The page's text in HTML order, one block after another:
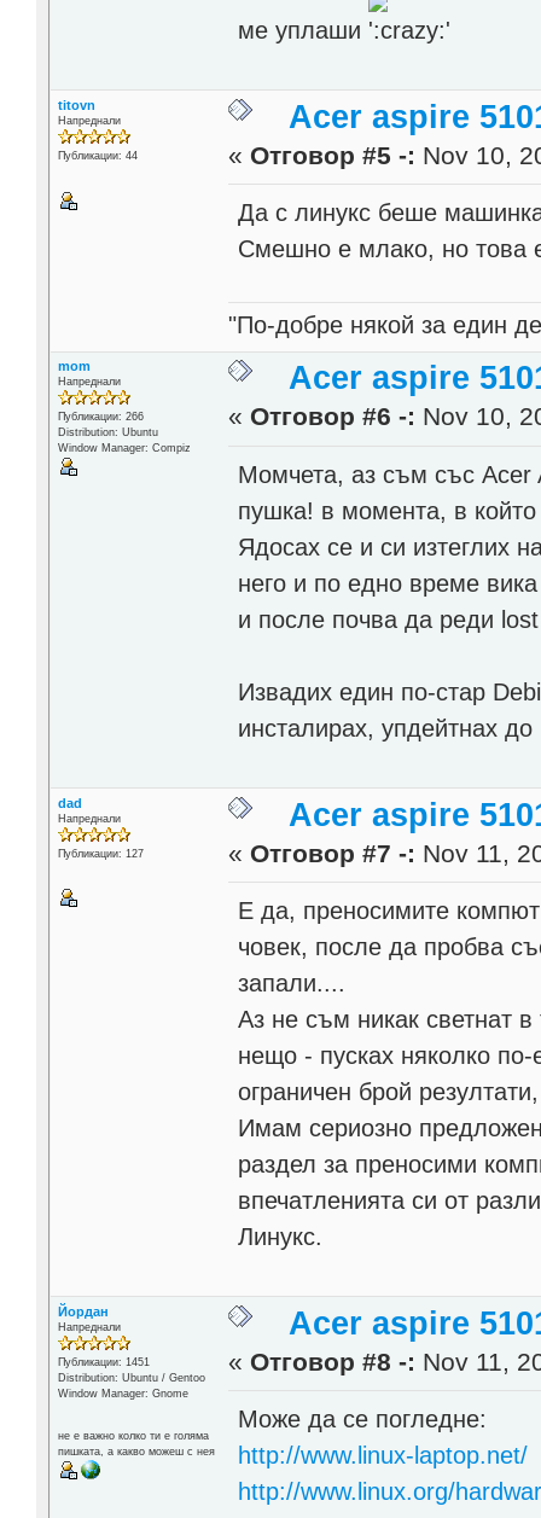
ме уплаши
titovn
Напреднали
Публикации: 44
Acer aspire
« Отговор #5 -: Nov 10,
Да с линукс беше
Смешно е млако, но това
"По-добре някой за един
mom
Напреднали
Публикации: 266
Distribution: Ubuntu
Window Manager: Compiz
Acer aspire
« Отговор #6 -: Nov 10,
Момчета, аз съм със Acer
пушка! в момента, в
Ядосах се и си изтеглих
него и по едно време
и после почва да реди
Извадих един по-стар
инсталирах, упдейтнах
dad
Напреднали
Публикации: 127
Acer aspire
« Отговор #7 -: Nov 11,
Е да, преносимите
човек, после да пробва
запали....
Аз не съм никак светнат
нещо - пусках няколко
ограничен брой
Имам сериозно
раздел за преносими
впечатленията си от
Линукс.
Йордан
Напреднали
Публикации: 1451
Distribution: Ubuntu / Gentoo
Window Manager: Gnome
не е важно колко ти е голяма
пишката, а какво можеш с нея
Acer aspire
« Отговор #8 -: Nov 11,
Може да се погледне:
http://www.linux-laptop.net/
http://www.linux.org/